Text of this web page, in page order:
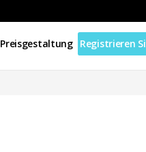
Preisgestaltung Registrieren